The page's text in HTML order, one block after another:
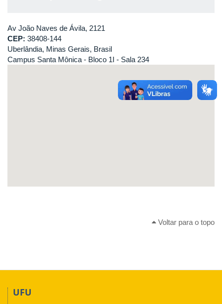
Av João Naves de Ávila, 2121
CEP: 38408-144
Uberlândia, Minas Gerais, Brasil
Campus Santa Mônica - Bloco 1I - Sala 234
Voltar para o topo
UFU